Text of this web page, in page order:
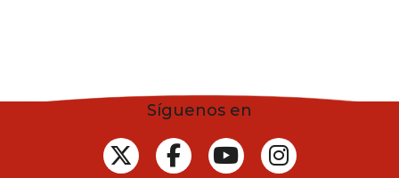
Síguenos en